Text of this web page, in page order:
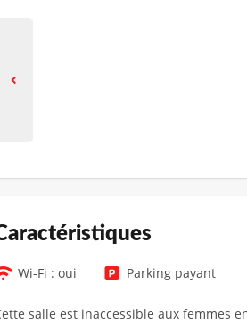
Wi-Fi : oui Parking payant
salle est inaccessible aux femmes